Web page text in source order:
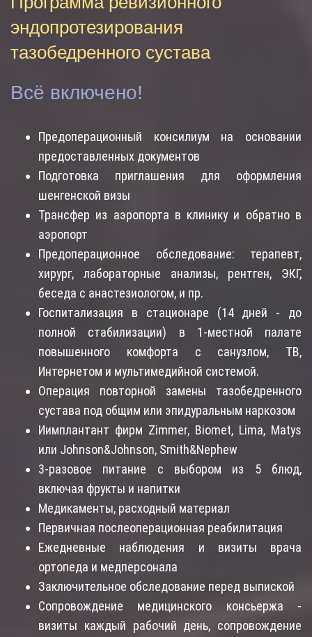
эндопротезирования
тазобедренного сустава
Всё включено!
Предоперационный консилиум на основании
предоставленных документов
Подготовка приглашения для оформления
шенгенской визы
Трансфер из аэропорта в клинику и обратно в
аэропорт
Предоперационное обследование: терапевт,
хирург, лабораторные анализы, рентген, ЭКГ,
беседа с анастезиологом, и пр.
Госпитализация в стационаре (14 дней - до
полной стабилизации) в 1-местной палате
повышенного комфорта с санузлом, ТВ,
Интернетом и мультимедийной системой.
Операция повторной замены тазобедренного
сустава под общим или эпидуральным наркозом
Иимплантант фирм Zimmer, Biomet, Lima, Matys
или Johnson&Johnson, Smith&Nephew
3-разовое питание с выбором из 5 блюд,
включая фрукты и напитки
Медикаменты, расходный материал
Первичная послеоперационная реабилитация
Ежедневные наблюдения и визиты врача
ортопеда и медперсонала
Заключительное обследование перед выпиской
Сопровождение медицинского консьержа -
визиты каждый рабочий день, сопровождение